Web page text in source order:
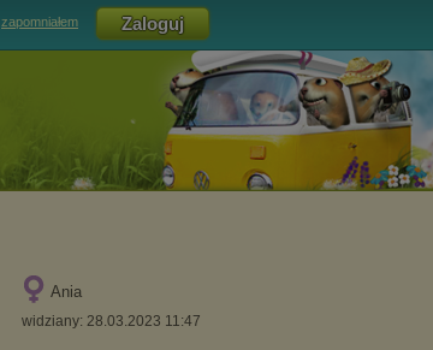
zapomniałem
Ania
widziany: 28.03.2023 11:47